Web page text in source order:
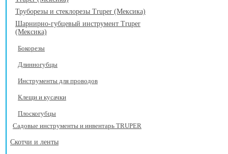
Труборезы и стеклорезы Truper (Мексика)
Шарнирно-губцевый инструмент Truper
(Мексика)
Бокорезы
Длинногубцы
Инструменты для проводов
Клещи и кусачки
Плоскогубцы
Садовые инструменты и инвентарь TRUPER
Скотчи и ленты